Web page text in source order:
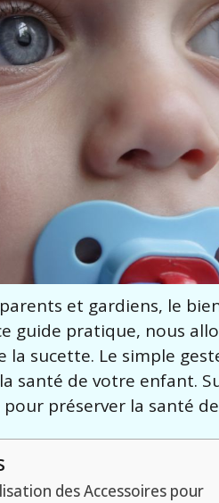
et gardiens, le
guide pratique, nous
la sucette. Le simple
santé de votre enfant.
pour préserver la santé
des Accessoires pour